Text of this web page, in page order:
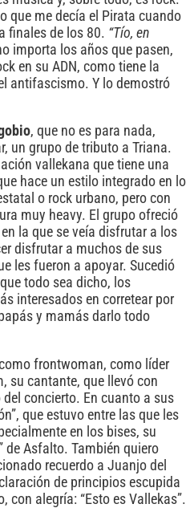
que me decía el Pirata cuando
finales de los 80. “Tío, en
importa los años que pasen,
en su ADN, como tiene la
antifascismo. Y lo demostró
, que no es para nada,
un grupo de tributo a Triana.
vallekana que tiene una
hace un estilo integrado en lo
o rock urbano, pero con
muy heavy. El grupo ofreció
la que se veía disfrutar a los
disfrutar a muchos de sus
les fueron a apoyar. Sucedió
todo sea dicho, los
interesados en corretear por
y mamás darlo todo
frontwoman, como líder
su cantante, que llevó con
concierto. En cuanto a sus
que estuvo entre las que les
en los bises, su
de Asfalto. También quiero
recuerdo a Juanjo del
de principios escupida
con alegría: “Esto es Vallekas”.